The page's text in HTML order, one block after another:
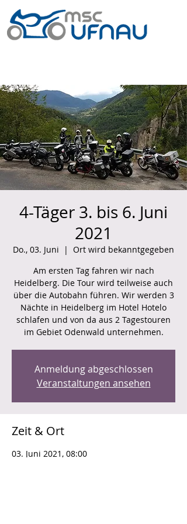
4-Täger 3. bis 6. Juni
2021
Do., 03. Juni
  |
Ort wird bekanntgegeben
Am ersten Tag fahren wir nach
Heidelberg. Die Tour wird teilweise auch
über die Autobahn führen. Wir werden 3
Nächte in Heidelberg im Hotel Hotelo
schlafen und von da aus 2 Tagestouren
im Gebiet Odenwald unternehmen.
Anmeldung abgeschlossen
Veranstaltungen ansehen
Zeit & Ort
03. Juni 2021, 08:00